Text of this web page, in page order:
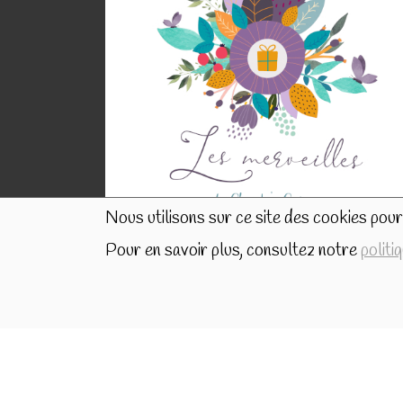
Nous utilisons sur ce site des cookies
Pour en savoir plus, consultez notre